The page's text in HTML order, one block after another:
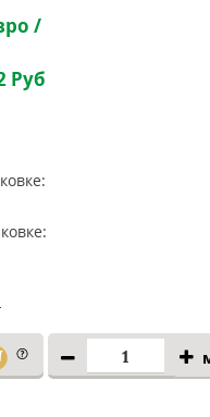
/
Руб